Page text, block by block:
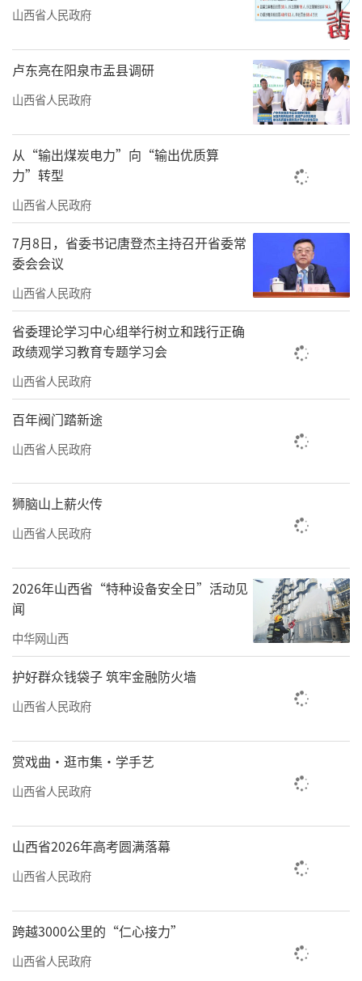
山西省人民政府
卢东亮在阳泉市盂县调研
山西省人民政府
从“输出煤炭电力”向“输出优质算
力”转型
山西省人民政府
7月8日，省委书记唐登杰主持召开省委常
委会会议
山西省人民政府
省委理论学习中心组举行树立和践行正确
政绩观学习教育专题学习会
山西省人民政府
百年阀门踏新途
山西省人民政府
狮脑山上薪火传
山西省人民政府
2026年山西省“特种设备安全日”活动见
闻
中华网山西
护好群众钱袋子 筑牢金融防火墙
山西省人民政府
赏戏曲·逛市集·学手艺
山西省人民政府
山西省2026年高考圆满落幕
山西省人民政府
跨越3000公里的“仁心接力”
山西省人民政府